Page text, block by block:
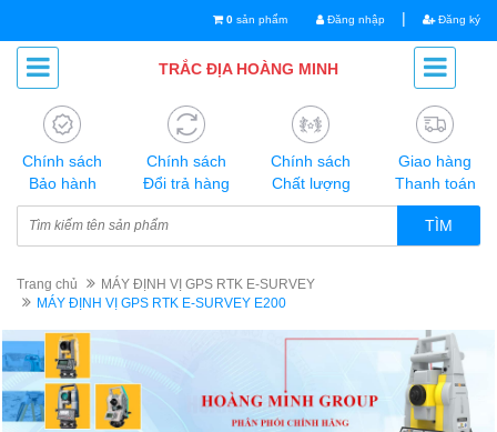
0 sản phẩm Đăng nhập | Đăng ký
TRẮC ĐỊA HOÀNG MINH
Chính sách
Bảo hành
Chính sách
Đổi trả hàng
Chính sách
Chất lượng
Giao hàng
Thanh toán
TÌM
Trang chủ
MÁY ĐỊNH VỊ GPS RTK E-SURVEY
MÁY ĐỊNH VỊ GPS RTK E-SURVEY E200